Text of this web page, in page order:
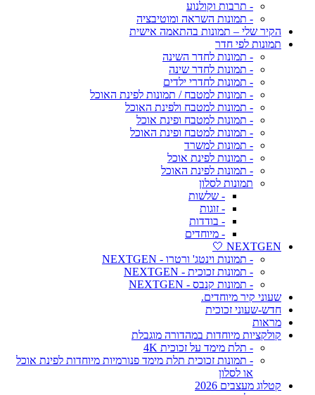
- תרבות וקולנוע
- תמונות השראה ומוטיבציה
הקיר שלי – תמונות בהתאמה אישית
תמונות לפי חדר
- תמונות לחדר השינה
- תמונות לחדר שינה
- תמונות לחדרי ילדים
- תמונות למטבח / תמונות לפינת האוכל
- תמונות למטבח ולפינת האוכל
- תמונות למטבח ופינת אוכל
- תמונות למטבח ופינת האוכל
- תמונות למשרד
- תמונות לפינת אוכל
- תמונות לפינת האוכל
תמונות לסלון
- שלשות
- זוגות
- בודדות
- מיוחדים
NEXTGEN 🤍
- תמונות וינטג' ורטרו - NEXTGEN
- תמונות זכוכית - NEXTGEN
- תמונות קנבס - NEXTGEN
שעוני קיר מיוחדים.
חדש-שעוני זכוכית
מראות
קולקציות מיוחדות במהדורה מוגבלת
- תלת מימד על זכוכית 4K
- תמונות זכוכית תלת מימד פנורמיות מיוחדות לפינת אוכל
או לסלון
קטלוג מעצבים 2026